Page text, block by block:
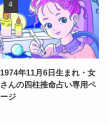
1974年11月6日生まれ・女
さんの四柱推命占い専用ペ
ージ